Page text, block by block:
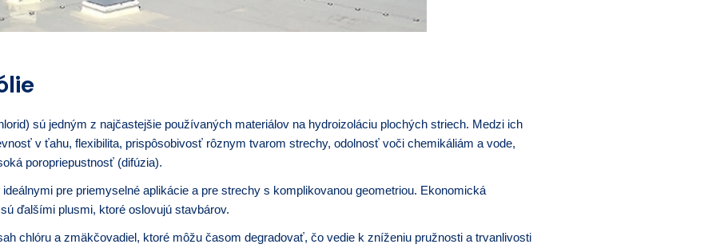
sú jedným z najčastejšie používaných materiálov na hydroizoláciu plochých striech. Medzi ich
v ťahu, flexibilita, prispôsobivosť rôznym tvarom strechy, odolnosť voči chemikáliám a vode,
poropriepustnosť (difúzia).
pre priemyselné aplikácie a pre strechy s komplikovanou geometriou. Ekonomická
ďalšími plusmi, ktoré oslovujú stavbárov.
chlóru a zmäkčovadiel, ktoré môžu časom degradovať, čo vedie k zníženiu pružnosti a trvanlivosti